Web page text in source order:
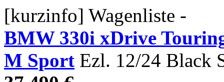
[kurzinfo] Wagenliste -
BMW 330i xDrive
M Sport Ezl. 12/24 Black